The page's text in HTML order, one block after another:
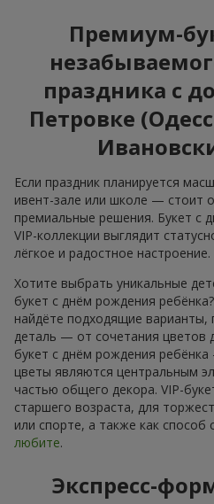
Премиум-
праздника с
Петровке
Если праздник планируется
ивент-зале или школе — стоит
премиальные решения. Букет с
VIP-коллекции выглядит
лёгкое и радостное настроение.
Хотите выбрать уникальные
букет с днём рождения
найдёте подходящие варианты,
деталь — от сочетания цветов
букет с днём рождения
цветы являются центральным
частью общего декора. VIP-
старшего возраста, для
или спорте, а также как способ
любите.
Экспресс-